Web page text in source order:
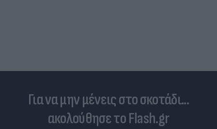
Για να μην μένεις στο σκοτάδι...
ακολούθησε το Flash.gr